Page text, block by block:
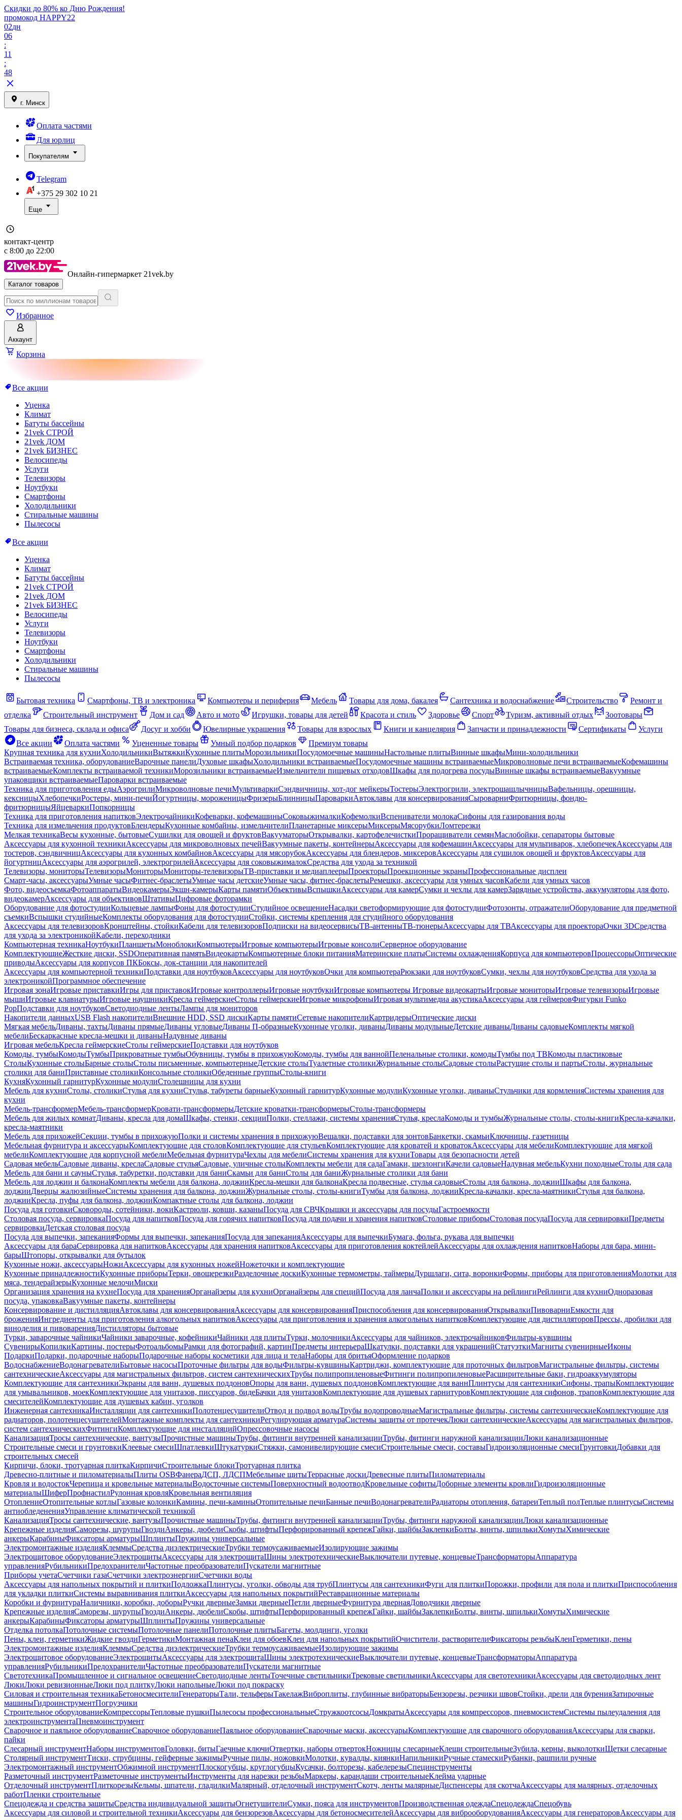
Скидки до 80% ко Дню Рождения!
промокод HAPPY22
02дн
06
:
11
:
48
г. Минск
Оплата частями
Для юрлиц
Покупателям
Telegram
+375 29 302 10 21
Еще
контакт-центр
с 8:00 до 22:00
Онлайн-гипермаркет 21vek.by
Каталог товаров
Избранное
Аккаунт
Корзина
Все акции
Уценка
Климат
Батуты бассейны
21vek СТРОЙ
21vek ДОМ
21vek БИЗНЕС
Велосипеды
Услуги
Телевизоры
Ноутбуки
Смартфоны
Холодильники
Стиральные машины
Пылесосы
Все акции
Уценка
Климат
Батуты бассейны
21vek СТРОЙ
21vek ДОМ
21vek БИЗНЕС
Велосипеды
Услуги
Телевизоры
Ноутбуки
Смартфоны
Холодильники
Стиральные машины
Пылесосы
Бытовая техника Смартфоны, ТВ и электроника Компьютеры и периферия Мебель Товары для дома, бакалея Сантехника и водоснабжение Строительство
Ремонт и
отделка
Строительный инструмент Дом и сад Авто и мото Игрушки, товары для детей Красота и стиль Здоровье Спорт Туризм, активный отдых
Зоотовары
Товары для бизнеса, склада и офиса
Досуг и хобби Ювелирные украшения Товары для взрослых Книги и канцелярия Запчасти и принадлежности Сертификаты
Услуги
Все акции
Оплата частями Уцененные товары Умный подбор подарков
Премиум товары
Крупная техника для кухниХолодильникиВытяжкиКухонные плитыМорозильникиПосудомоечные машиныНастольные плитыВинные шкафыМини-холодильники
Встраиваемая техника, оборудованиеВарочные панелиДуховые шкафыХолодильники встраиваемыеПосудомоечные машины встраиваемыеМикроволновые печи встраиваемыеКофемашины
встраиваемыеКомплекты встраиваемой техникиМорозильники встраиваемыеИзмельчители пищевых отходовШкафы для подогрева посудыВинные шкафы встраиваемыеВакуумные
упаковщики встраиваемыеПароварки встраиваемые
Техника для приготовления едыАэрогрилиМикроволновые печиМультиваркиСэндвичницы, хот-дог мейкерыТостерыЭлектрогрили, электрошашлычницыВафельницы, орешницы,
кексницыХлебопечкиРостеры, мини-печиЙогуртницы, мороженицыФризерыБлинницыПароваркиАвтоклавы для консервированияСыроварниФритюрницы, фондю-
фритюрницыЯйцеваркиПопкорницы
Техника для приготовления напитковЭлектрочайникиКофеварки, кофемашиныСоковыжималкиКофемолкиВспениватели молокаСифоны для газирования воды
Техника для измельчения продуктовБлендерыКухонные комбайны, измельчителиПланетарные миксерыМиксерыМясорубкиЛомтерезки
Мелкая техникаВесы кухонные, бытовыеСушилки для овощей и фруктовВакууматорыОткрывалки, картофелечисткиПроращиватели семянМаслобойки, сепараторы бытовые
Аксессуары для кухонной техникиАксессуары для микроволновых печейВакуумные пакеты, контейнерыАксессуары для кофемашинАксессуары для мультиварок, хлебопечекАксессуары для
тостеров, сэндвичницАксессуары для кухонных комбайновАксессуары для мясорубокАксессуары для блендеров, миксеровАксессуары для сушилок овощей и фруктовАксессуары для
йогуртницАксессуары для аэрогрилей, электрогрилейАксессуары для соковыжималокСредства для ухода за техникой
Телевизоры, мониторыТелевизорыМониторыМониторы-телевизорыТВ-приставки и медиаплеерыПроекторыПроекционные экраныПрофессиональные дисплеи
Смарт-часы, аксессуарыУмные часыФитнес-браслетыУмные часы детскиеУмные часы, фитнес-браслетыРемешки, аксессуары для умных часовКабели для умных часов
Фото, видеосъемкаФотоаппаратыВидеокамерыЭкшн-камерыКарты памятиОбъективыВспышкиАксессуары для камерСумки и чехлы для камерЗарядные устройства, аккумуляторы для фото,
видеокамерАксессуары для объективовШтативыЦифровые фоторамки
Оборудование для фотостудииКольцевые лампыФоны для фотостудииСтудийное освещениеНасадки светоформирующие для фотостудииФотозонты, отражателиОборудование для предметной
съемкиВспышки студийныеКомплекты оборудования для фотостудииСтойки, системы крепления для студийного оборудования
Аксессуары для телевизоровКронштейны, стойкиКабели для телевизоровПодписки на видеосервисыТВ-антенныТВ-тюнерыАксессуары для ТВАксессуары для проектораОчки 3DСредства
для ухода за электроникойКабели, переходники
Компьютерная техникаНоутбукиПланшетыМоноблокиКомпьютерыИгровые компьютерыИгровые консолиСерверное оборудование
КомплектующиеЖесткие диски, SSDОперативная памятьВидеокартыКомпьютерные блоки питанияМатеринские платыСистемы охлажденияКорпуса для компьютеровПроцессорыОптические
приводыАксессуары для корпусов ПКБоксы, док-станции для накопителей
Аксессуары для компьютерной техникиПодставки для ноутбуковАксессуары для ноутбуковОчки для компьютераРюкзаки для ноутбуковСумки, чехлы для ноутбуковСредства для ухода за
электроникойПрограммное обеспечение
Игровая зонаИгровые приставкиИгры для приставокИгровые контроллерыИгровые ноутбукиИгровые компьютеры Игровые видеокартыИгровые мониторыИгровые телевизорыИгровые
мышиИгровые клавиатурыИгровые наушникиКресла геймерскиеСтолы геймерскиеИгровые микрофоныИгровая мультимедиа акустикаАксессуары для геймеровФигурки Funko
PopПодставки для ноутбуковСветодиодные лентыЛампы для мониторов
Накопители данныхUSB Flash накопителиВнешние HDD, SSD дискиКарты памятиСетевые накопителиКартридерыОптические диски
Мягкая мебельДиваны, тахтыДиваны прямыеДиваны угловыеДиваны П-образныеКухонные уголки, диваныДиваны модульныеДетские диваныДиваны садовыеКомплекты мягкой
мебелиБескаркасные кресла-мешки и диваныНадувные диваны
Игровая мебельКресла геймерскиеСтолы геймерскиеПодставки для ноутбуков
Комоды, тумбыКомодыТумбыПрикроватные тумбыОбувницы, тумбы в прихожуюКомоды, тумбы для ваннойПеленальные столики, комодыТумбы под ТВКомоды пластиковые
СтолыКухонные столыБарные столыСтолы письменные, компьютерныеДетские столыТуалетные столикиЖурнальные столыСадовые столыРастущие столы и партыСтолы, журнальные
столики для баниПриставные столикиКонсольные столикиОбеденные группыСтолы-книги
КухняКухонный гарнитурКухонные модулиСтолешницы для кухни
Мебель для кухниСтолы, столикиСтулья для кухниСтулья, табуреты барныеКухонный гарнитурКухонные модулиКухонные уголки, диваныСтульчики для кормленияСистемы хранения для
кухни
Мебель-трансформерМебель-трансформерКровати-трансформерыДетские кроватки-трансформерыСтолы-трансформеры
Мебель для жилых комнатДиваны, кресла для домаШкафы, стенки, секцииПолки, стеллажи, системы храненияСтулья, креслаКомоды и тумбыЖурнальные столы, столы-книгиКресла-качалки,
кресла-маятники
Мебель для прихожейСекции, тумбы в прихожуюПолки и системы хранения в прихожуюВешалки, подставки для зонтовБанкетки, скамьиКлючницы, газетницы
Мебельная фурнитура и аксессуарыКомплектующие для столовКомплектующие для стульевКомплектующие для кроватей и кроватокАксессуары для мебелиКомплектующие для мягкой
мебелиКомплектующие для корпусной мебелиМебельная фурнитураЧехлы для мебелиСистемы хранения для кухниТовары для безопасности детей
Садовая мебельСадовые диваны, креслаСадовые стульяСадовые, уличные столыКомплекты мебели для садаГамаки, шезлонгиКачели садовыеНадувная мебельКухни походныеСтолы для сада
Мебель для бани и сауныСтулья, табуретки, подставки для баниСкамьи для баниСтолы для баниЖурнальные столики для бани
Мебель для лоджии и балконаКомплекты мебели для балкона, лоджииКресла-мешки для балконаКресла подвесные, стулья садовыеСтолы для балкона, лоджииШкафы для балкона,
лоджииДверцы жалюзийныеСистемы хранения для балкона, лоджииЖурнальные столы, столы-книгиТумбы для балкона, лоджииКресла-качалки, кресла-маятникиСтулья для балкона,
лоджииКресла, пуфы для балкона, лоджииКомпактные столы для балкона, лоджии
Посуда для готовкиСковороды, сотейники, вокиКастрюли, ковши, казаныПосуда для СВЧКрышки и аксессуары для посудыГастроемкости
Столовая посуда, сервировкаПосуда для напитковПосуда для горячих напитковПосуда для подачи и хранения напитковСтоловые приборыСтоловая посудаПосуда для сервировкиПредметы
сервировкиДетская столовая посуда
Посуда для выпечки, запеканияФормы для выпечки, запеканияПосуда для запеканияАксессуары для выпечкиБумага, фольга, рукава для выпечки
Аксессуары для бараСервировка для напитковАксессуары для хранения напитковАксессуары для приготовления коктейлейАксессуары для охлаждения напитковНаборы для бара, мини-
барыШтопоры, открывалки для бутылок
Кухонные ножи, аксессуарыНожиАксессуары для кухонных ножейНожеточки и комплектующие
Кухонные принадлежностиКухонные приборыТерки, овощерезкиРазделочные доскиКухонные термометры, таймерыДуршлаги, сита, воронкиФормы, приборы для приготовленияМолотки для
мяса, тендерайзерыКухонные мелочиМиски
Организация хранения на кухнеПосуда для храненияОрганайзеры для кухниОрганайзеры для специйПосуда для ланчаПолки и аксессуары на рейлингиРейлинги для кухниОдноразовая
посуда, упаковкаВакуумные пакеты, контейнеры
Консервирование и дистилляцияАвтоклавы для консервированияАксессуары для консервированияПриспособления для консервированияОткрывалкиПивоварниЕмкости для
броженияИнгредиенты для приготовления алкогольных напитковАксессуары для приготовления и хранения алкогольных напитковКомплектующие для дистилляторовПрессы, дробилки для
виноделия и пивоваренияДистилляторы бытовые
Турки, заварочные чайникиЧайники заварочные, кофейникиЧайники для плитыТурки, молочникиАксессуары для чайников, электрочайниковФильтры-кувшины
СувенирыКопилкиКартины, постерыФотоальбомыРамки для фотографий, картинПредметы интерьераШкатулки, подставки для украшенийСтатуэткиМагниты сувенирныеИконы
ПодаркиПодарки, подарочные наборыПодарочные наборы косметики для лица и телаНаборы для бритьяОформление подарков
ВодоснабжениеВодонагревателиБытовые насосыПроточные фильтры для водыФильтры-кувшиныКартриджи, комплектующие для проточных фильтровМагистральные фильтры, системы
сантехническиеАксессуары для магистральных фильтров, систем сантехническихТрубы полипропиленовыеФитинги полипропиленовыеРасширительные баки, гидроаккумуляторы
Комплектующие для сантехникиЭкраны для ванн, душевых поддоновОпоры для ванн, душевых поддоновКомплектующие для ваннПлинтусы для сантехникиСифоны, трапыКомплектующие
для умывальников, моекКомплектующие для унитазов, писсуаров, бидеБачки для унитазовКомплектующие для душевых гарнитуровКомплектующие для сифонов, траповКомплектующие для
смесителейКомплектующие для душевых кабин, уголков
Инженерная сантехникаИнсталляции для сантехникиПолотенцесушителиОтвод и подвод водыТрубы водопроводныеМагистральные фильтры, системы сантехническиеКомплектующие для
радиаторов, полотенцесушителейМонтажные комплекты для сантехникиРегулирующая арматураСистемы защиты от протечекЛюки сантехническиеАксессуары для магистральных фильтров,
систем сантехническихФитингиКомплектующие для инсталляцийОпрессовочные насосы
КанализацияТросы сантехнические, вантузыПрочистные машиныТрубы, фитинги внутренней канализацииТрубы, фитинги наружной канализацииЛюки канализационные
Строительные смеси и грунтовкиКлеевые смесиШпатлевкиШтукатуркиСтяжки, самонивелирующие смесиСтроительные смеси, составыГидроизоляционные смесиГрунтовкиДобавки для
строительных смесей
Кирпичи, блоки, тротуарная плиткаКирпичиСтроительные блокиТротуарная плитка
Древесно-плитные и пиломатериалыПлиты OSBФанераДСП, ЛДСПМебельные щитыТеррасные доскиДревесные плитыПиломатериалы
Кровля и водостокЧерепица и кровельные материалыВодосточные системыПоверхностный водоотводКровельные софитыДоборные элементы кровлиГидроизоляционные
материалыШиферПрофнастилРулонная кровляКровельная вентиляция
ОтоплениеОтопительные котлыГазовые колонкиКамины, печи-каминыОтопительные печиБанные печиВодонагревателиРадиаторы отопления, батареиТеплый полТеплые плинтусыСистемы
антиобледененияУправление климатической техникой
КанализацияТросы сантехнические, вантузыПрочистные машиныТрубы, фитинги внутренней канализацииТрубы, фитинги наружной канализацииЛюки канализационные
Крепежные изделияСаморезы, шурупыГвоздиАнкеры, дюбелиСкобы, штифтыПерфорированный крепежГайки, шайбыЗаклепкиБолты, винты, шпилькиХомутыХимические
анкерыКарабиныФиксаторы арматурыШплинтыПружины универсальные
Электромонтажные изделияКлеммыСредства диэлектрическиеТрубки термоусаживаемыеИзолирующие зажимы
Электрощитовое оборудованиеЭлектрощитыАксессуары для электрощитаШины электротехническиеВыключатели путевые, концевыеТрансформаторыАппаратура
управленияРубильникиПредохранителиЧастотные преобразователиПускатели магнитные
Приборы учетаСчетчики газаСчетчики электроэнергииСчетчики воды
Аксессуары для напольных покрытий и плиткиПодложкаПлинтусы, уголки, обводы для трубПлинтусы для сантехникиФуги для плиткиПорожки, профили для пола и плиткиПриспособления
для укладки плиткиСистемы выравнивания плиткиАксессуары для напольных покрытийРеставрационные материалы
Коробки и фурнитураНаличники, коробки, доборыРучки дверныеЗамки дверныеПетли дверныеФурнитура двернаяДоводчики дверные
Крепежные изделияСаморезы, шурупыГвоздиАнкеры, дюбелиСкобы, штифтыПерфорированный крепежГайки, шайбыЗаклепкиБолты, винты, шпилькиХомутыХимические
анкерыКарабиныФиксаторы арматурыШплинтыПружины универсальные
Отделка потолкаПотолочные системыПотолочные панелиПотолочные плитыБагеты, молдинги, уголки
Пены, клеи, герметикиЖидкие гвоздиГерметикиМонтажная пенаКлеи для обоевКлеи для напольных покрытийОчистители, растворителиФиксаторы резьбыКлеиГерметики, пены
Электромонтажные изделияКлеммыСредства диэлектрическиеТрубки термоусаживаемыеИзолирующие зажимы
Электрощитовое оборудованиеЭлектрощитыАксессуары для электрощитаШины электротехническиеВыключатели путевые, концевыеТрансформаторыАппаратура
управленияРубильникиПредохранителиЧастотные преобразователиПускатели магнитные
СветотехникаПромышленное и сигнальное освещениеСветодиодные лентыТочечные светильникиТрековые светильникиАксессуары для светотехникиАксессуары для светодиодных лент
ЛюкиЛюки ревизионныеЛюки под плиткуЛюки напольныеЛюки под покраску
Силовая и строительная техникаБетоносмесителиГенераторыТали, тельферыТакелажВиброплиты, глубинные вибраторыБензорезы, резчики швовСтойки, дрели для буренияЗатирочные
машиныГидроинструментПогрузчики
Строительное оборудованиеКомпрессорыТепловые пушкиПылесосы профессиональныеСтружкоотсосыДомкратыАксессуары для компрессоров, пневмосистемСистемы пылеудаления для
электроинструментаПневмоинструмент
Сварочное и паяльное оборудованиеСварочное оборудованиеПаяльное оборудованиеСварочные маски, аксессуарыКомплектующие для сварочного оборудованияАксессуары для сварки,
пайки
Слесарный инструментНаборы инструментовГоловки, битыГаечные ключиОтвертки, наборы отвертокНожницы слесарныеКлещи строительныеЗубила, керны, выколоткиЩетки слесарные
Столярный инструментТиски, струбцины, гейферные зажимыРучные пилы, ножовкиМолотки, кувалды, киянкиНапильникиРучные стамескиРубанки, рашпили ручные
Электромонтажный инструментОбжимной инструментПлоскогубцы, круглогубцыКусачки, болторезы, кабелерезыСпецинструменты
Разметочный инструментРазметочные инструментыИнструменты для нарезки резьбыМаркеры, карандаши строительныеКлейма ударные
Отделочный инструментПлиткорезыКельмы, шпатели, гладилкиМалярный, отделочный инструментСкотч, ленты малярныеДиспенсеры для скотчаАксессуары для малярных, отделочных
работПленки строительные
Спецодежда и средства защитыСредства индивидуальной защитыОгнетушителиСумки, пояса для инструментовПроизводственная одеждаСпецодеждаСпецобувь
Аксессуары для силовой и строительной техникиАксессуары для бензорезовАксессуары для бетоносмесителейАксессуары для виброоборудованияАксессуары для генераторовАксессуары для